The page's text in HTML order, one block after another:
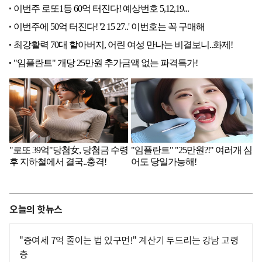
오늘의 핫뉴스
"증여세 7억 줄이는 법 있구먼!" 계산기 두드리는 강남 고령
층